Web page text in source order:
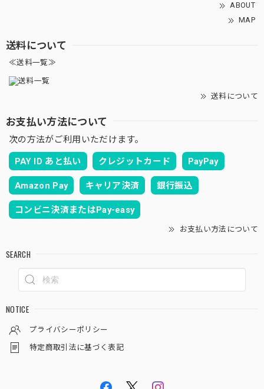
ABOUT
MAP
送料について
≪送料一覧≫
送料について
お支払い方法について
次の方法がご利用いただけます。
PAY ID あと払い クレジットカード PayPay
Amazon Pay キャリア決済 銀行振込
コンビニ決済またはPay-easy
お支払い方法について
SEARCH
NOTICE
プライバシーポリシー
特定商取引法に基づく表記